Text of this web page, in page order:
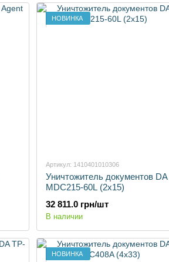
НОВИНКА
Артикул: 1410401010306
Уничтожитель документов DA
MDC215-60L (2х15)
32 811.0 грн/шт
В наличии
НОВИНКА